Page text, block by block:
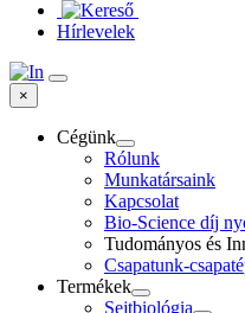
Hírlevelek
×
Cégünk
Rólunk
Munkatársaink
Kapcsolat
Bio-Science díj
Tudományos és
Csapatunk-
Termékek
Sejtbiológia